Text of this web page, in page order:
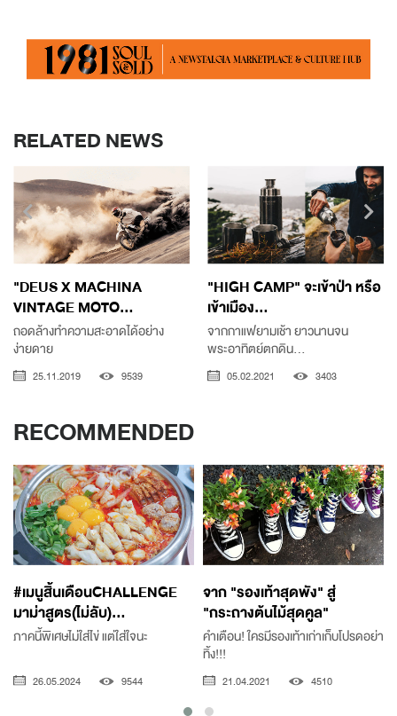
RELATED NEWS
"DEUS X MACHINA
VINTAGE MOTO...
ถอดล้างทำความสะอาดได้อย่าง
ง่ายดาย
25.11.2019 9539
"HIGH CAMP" จะเข้าป่า หรือ
เข้าเมือง...
จากกาแฟยามเช้า ยาวนานจน
พระอาทิตย์ตกดิน...
05.02.2021 3403
RECOMMENDED
#เมนูสิ้นเดือนCHALLENGE
มาม่าสูตร(ไม่ลับ)...
ภาคนี้พิเศษไม่ใส่ไข่ แต่ใส่ใจนะ
26.05.2024 9544
จาก "รองเท้าสุดพัง" สู่
"กระถางต้นไม้สุดคูล"
คำเตือน! ใครมีรองเท้าเก่าเก็บโปรดอย่า
ทิ้ง!!!
21.04.2021 4510